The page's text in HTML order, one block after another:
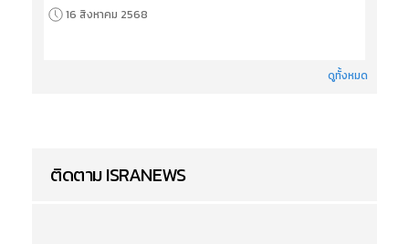
16 สิงหาคม 2568
ดูทั้งหมด
ติดตาม ISRANEWS